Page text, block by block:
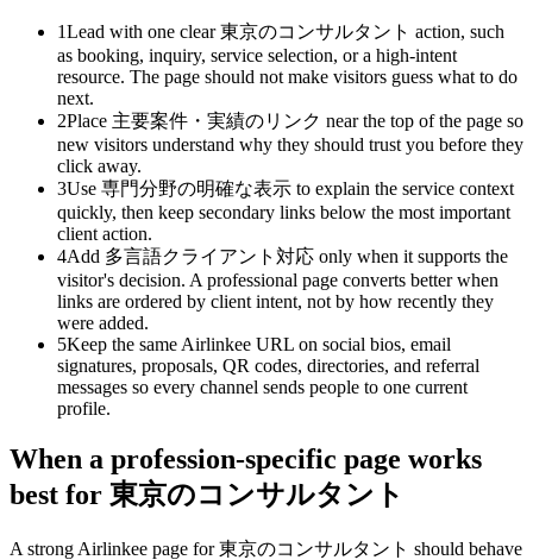
1Lead with one clear 東京のコンサルタント action, such
as booking, inquiry, service selection, or a high-intent
resource. The page should not make visitors guess what to do
next.
2Place 主要案件・実績のリンク near the top of the page so
new visitors understand why they should trust you before they
click away.
3Use 専門分野の明確な表示 to explain the service context
quickly, then keep secondary links below the most important
client action.
4Add 多言語クライアント対応 only when it supports the
visitor's decision. A professional page converts better when
links are ordered by client intent, not by how recently they
were added.
5Keep the same Airlinkee URL on social bios, email
signatures, proposals, QR codes, directories, and referral
messages so every channel sends people to one current
profile.
When a profession-specific page works
best for 東京のコンサルタント
A strong Airlinkee page for 東京のコンサルタント should behave